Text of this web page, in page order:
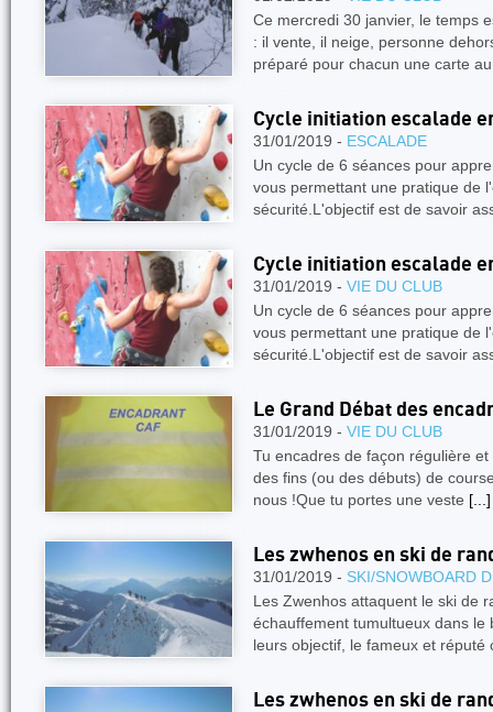
Ce mercredi 30 janvier, le temps
: il vente, il neige, personne
préparé pour chacun une carte
Cycle initiation escalade
31/01/2019 - ESCALADE
Un cycle de 6 séances pour
vous permettant une pratique de
sécurité.L'objectif est de savoir
Cycle initiation escalade
31/01/2019 - VIE DU CLUB
Un cycle de 6 séances pour
vous permettant une pratique de
sécurité.L'objectif est de savoir
Le Grand Débat des
31/01/2019 - VIE DU CLUB
Tu encadres de façon régulière
des fins (ou des débuts) de
nous !Que tu portes une veste [...]
Les zwhenos en ski de
31/01/2019 - SKI/SNOWBOARD
Les Zwenhos attaquent le ski de
échauffement tumultueux dans
leurs objectif, le fameux et réputé
Les zwhenos en ski de